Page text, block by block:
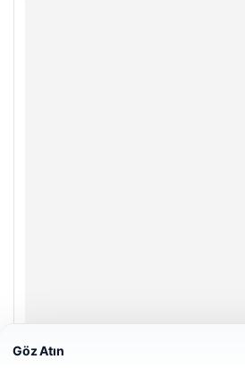
Hastaş Beton
Göz Atın